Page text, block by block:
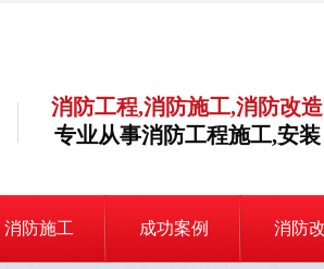
消防工程,消防施工,消防改造
专业从事消防工程施工,安装
消防施工 成功案例 消防